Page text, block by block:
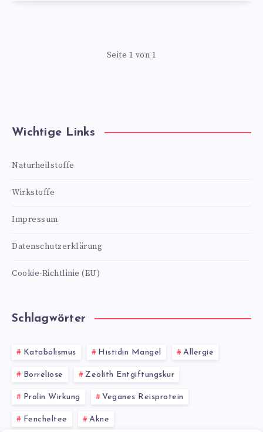
Seite 1 von 1
Wichtige Links
Naturheilstoffe
Wirkstoffe
Impressum
Datenschutzerklärung
Cookie-Richtlinie (EU)
Schlagwörter
Katabolismus Histidin Mangel Allergie
Borreliose Zeolith Entgiftungskur
Prolin Wirkung Veganes Reisprotein
Fencheltee Akne